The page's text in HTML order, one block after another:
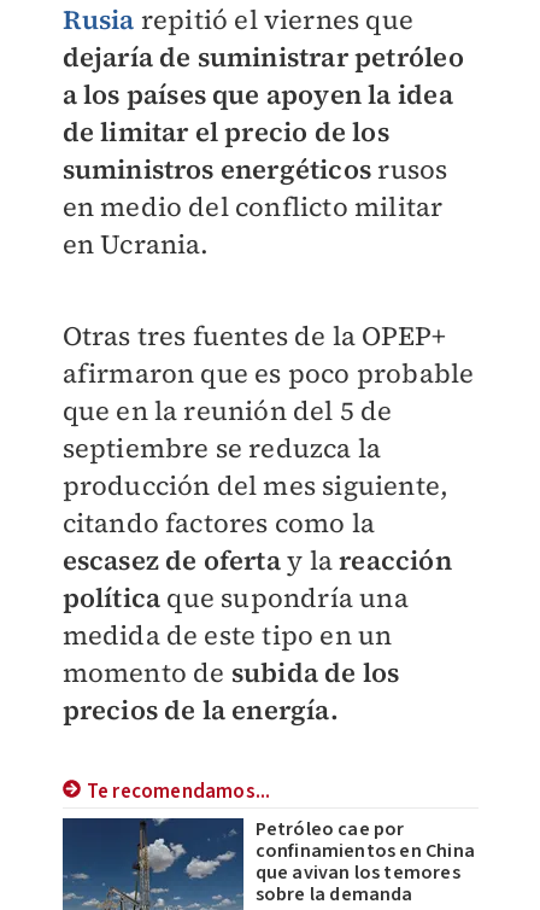
Rusia repitió el viernes que
dejaría de suministrar petróleo
a los países que apoyen la idea
de limitar el precio de los
suministros energéticosrusos
en medio del conflicto militar
en Ucrania.
Otras tres fuentes de la OPEP+
afirmaron que es poco probable
que en la reunión del 5 de
septiembre se reduzca la
producción del mes siguiente,
citando factores como la
escasez de ofertay lareacción
política que supondría una
medida de este tipo en un
momento de subida de los
precios de la energía.
Te recomendamos...
Petróleo cae por
confinamientos en China
que avivan los temores
sobre la demanda